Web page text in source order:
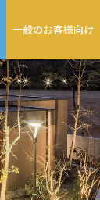
一般のお客様向け